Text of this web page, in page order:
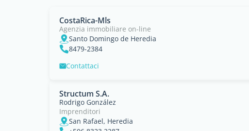
CostaRica-Mls
Agenzia immobiliare on-line
Santo Domingo de Heredia
8479-2384
Contattaci
Structum S.A.
Rodrigo González
Imprenditori
San Rafael, Heredia